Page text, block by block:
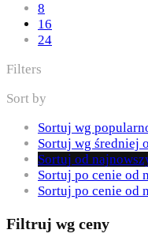
8
16
24
Filters
Sort by
Sortuj wg
Sortuj wg średniej
Sortuj od
Sortuj po cenie od
Sortuj po cenie od
Filtruj wg ceny